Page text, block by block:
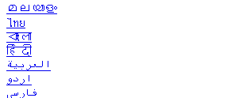
മലയാളം
ไทย
বাংলা
हिंदी
العربية
اردو
فارسی